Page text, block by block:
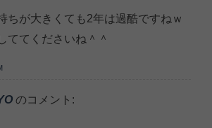
ちが大きくても2年は過酷ですねｗ
ててくださいね＾＾
のコメント: